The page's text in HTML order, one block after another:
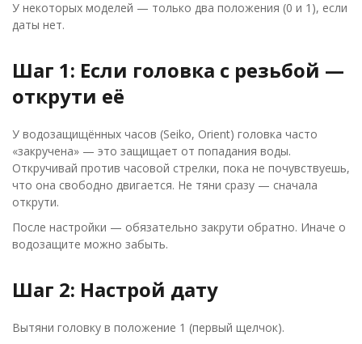
У некоторых моделей — только два положения (0 и 1), если
даты нет.
Шаг 1: Если головка с резьбой —
открути её
У водозащищённых часов (Seiko, Orient) головка часто
«закручена» — это защищает от попадания воды.
Откручивай против часовой стрелки, пока не почувствуешь,
что она свободно двигается. Не тяни сразу — сначала
открути.
После настройки — обязательно закрути обратно. Иначе о
водозащите можно забыть.
Шаг 2: Настрой дату
Вытяни головку в положение 1 (первый щелчок).